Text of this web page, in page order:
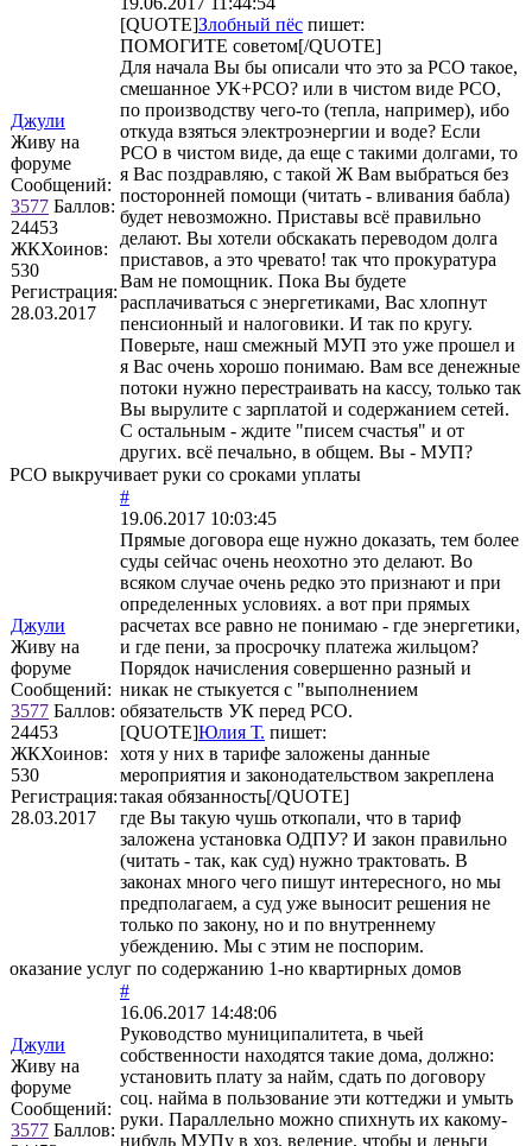
Джули
Живу на
форуме
Сообщений:
3577 Баллов:
24453
ЖКХоинов:
530
Регистрация:
28.03.2017
[QUOTE]Злобный пёс пишет:
ПОМОГИТЕ советом[/QUOTE]
Для начала Вы бы описали что это за РСО такое,
смешанное УК+РСО? или в чистом виде РСО,
по производству чего-то (тепла, например), ибо
откуда взяться электроэнергии и воде? Если
РСО в чистом виде, да еще с такими долгами, то
я Вас поздравляю, с такой Ж Вам выбраться без
посторонней помощи (читать - вливания бабла)
будет невозможно. Приставы всё правильно
делают. Вы хотели обскакать переводом долга
приставов, а это чревато! так что прокуратура
Вам не помощник. Пока Вы будете
расплачиваться с энергетиками, Вас хлопнут
пенсионный и налоговики. И так по кругу.
Поверьте, наш смежный МУП это уже прошел и
я Вас очень хорошо понимаю. Вам все денежные
потоки нужно перестраивать на кассу, только так
Вы вырулите с зарплатой и содержанием сетей.
С остальным - ждите "писем счастья" и от
других. всё печально, в общем. Вы - МУП?
РСО выкручивает руки со сроками уплаты
Джули
Живу на
форуме
Сообщений:
3577 Баллов:
24453
ЖКХоинов:
530
Регистрация:
28.03.2017
#
19.06.2017 10:03:45
Прямые договора еще нужно доказать, тем более
суды сейчас очень неохотно это делают. Во
всяком случае очень редко это признают и при
определенных условиях. а вот при прямых
расчетах все равно не понимаю - где энергетики,
и где пени, за просрочку платежа жильцом?
Порядок начисления совершенно разный и
никак не стыкуется с "выполнением
обязательств УК перед РСО.
[QUOTE]Юлия Т. пишет:
хотя у них в тарифе заложены данные
мероприятия и законодательством закреплена
такая обязанность[/QUOTE]
где Вы такую чушь откопали, что в тариф
заложена установка ОДПУ? И закон правильно
(читать - так, как суд) нужно трактовать. В
законах много чего пишут интересного, но мы
предполагаем, а суд уже выносит решения не
только по закону, но и по внутреннему
убеждению. Мы с этим не поспорим.
оказание услуг по содержанию 1-но квартирных домов
Джули
Живу на
форуме
Сообщений:
3577 Баллов:
#
16.06.2017 14:48:06
Руководство муниципалитета, в чьей
собственности находятся такие дома, должно:
установить плату за найм, сдать по договору
соц. найма в пользование эти коттеджи и умыть
руки. Параллельно можно спихнуть их какому-
нибудь МУПу в хоз. ведение, чтобы и деньги